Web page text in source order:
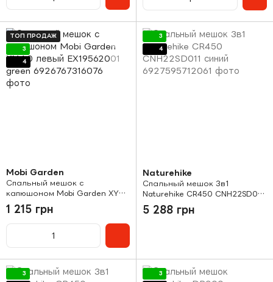
ТОП ПРОДАЖ
3
4
Mobi Garden
Спальный мешок с
капюшоном Mobi Garden XY
1.0 левый EX19562001 green
1 215 грн
3
4
Naturehike
Спальный мешок 3в1
Naturehike CR450 CNH22SD011
синий
5 288 грн
3 3